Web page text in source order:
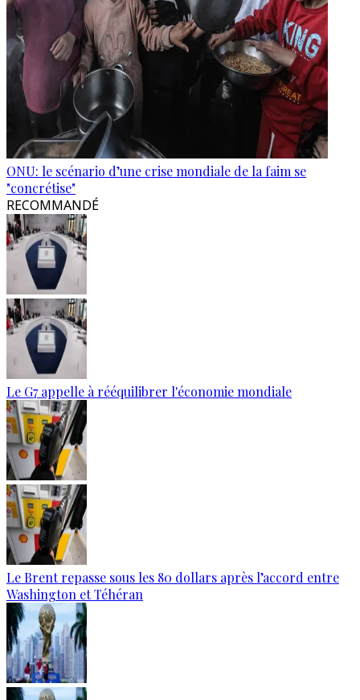
ONU: le scénario d’une crise mondiale de la faim se
"concrétise"
RECOMMANDÉ
Le G7 appelle à rééquilibrer l'économie mondiale
Le Brent repasse sous les 80 dollars après l’accord entre
Washington et Téhéran